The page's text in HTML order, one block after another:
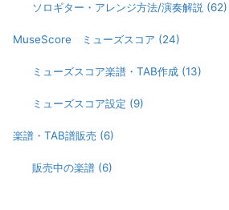
ソロギター・アレンジ方法/演奏解説 (62)
MuseScore ミューズスコア (24)
ミューズスコア楽譜・TAB作成 (13)
ミューズスコア設定 (9)
楽譜・TAB譜販売 (6)
販売中の楽譜 (6)